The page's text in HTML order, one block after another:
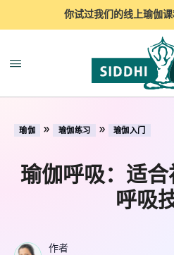
你试过我们的线上瑜伽课
瑜伽 » 瑜伽练习 » 瑜伽入门
瑜伽呼吸：适
呼吸
作者